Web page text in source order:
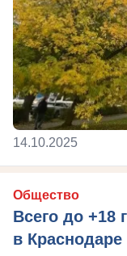
14.10.2025
Общество
Всего до +18
в